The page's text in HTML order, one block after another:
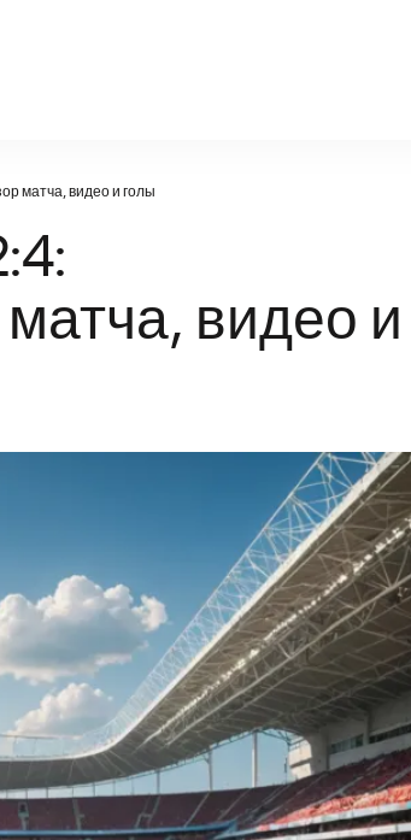
матча, видео и голы
видео и